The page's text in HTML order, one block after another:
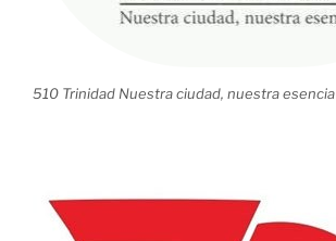
510 Trinidad Nuestra ciudad, nuestra esencia